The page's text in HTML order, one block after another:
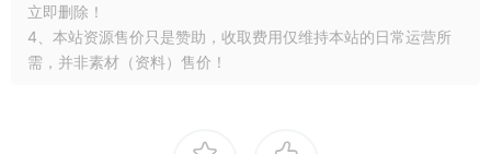
立即删除！
4、本站资源售价只是赞助，收取费用仅维持本站的日常运营所
需，并非素材（资料）售价！